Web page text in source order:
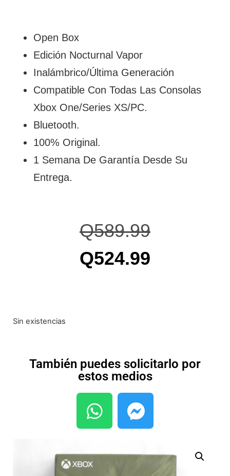
Open Box
Edición Nocturnal Vapor
Inalámbrico/Última Generación
Compatible Con Todas Las Consolas
Xbox One/Series XS/PC.
Bluetooth.
100% Original.
1 Semana De Garantía Desde Su
Entrega.
Q589.99
Q524.99
Sin existencias
También puedes solicitarlo por
estos medios